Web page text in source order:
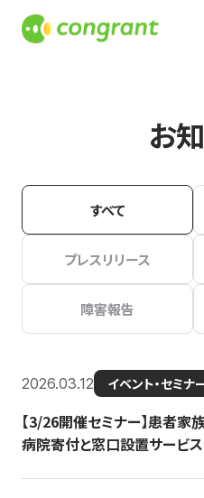
お
すべて
プレスリリース
障害報告
2026.03.12 イベント・セミナ
【3/26開催セミナー】患者家
病院寄付と窓口設置サービ